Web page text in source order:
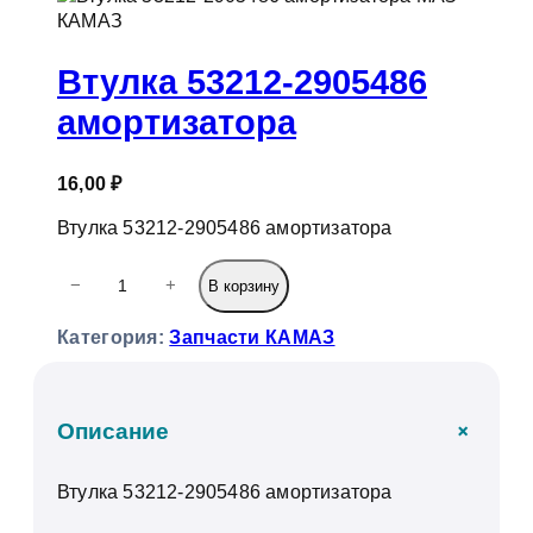
к
Втулка 53212-2905486
амортизатора
16,00₽
Втулка 53212-2905486 амортизатора
и
с
т
о
− + В корзину
Категория:Запчасти КАМАЗ
Описание +
Втулка 53212-2905486 амортизатора